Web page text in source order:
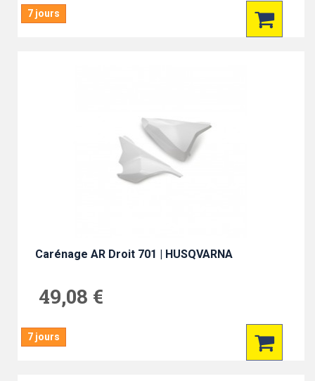
7 jours
Carénage AR Droit 701 | HUSQVARNA
49,08 €
7 jours